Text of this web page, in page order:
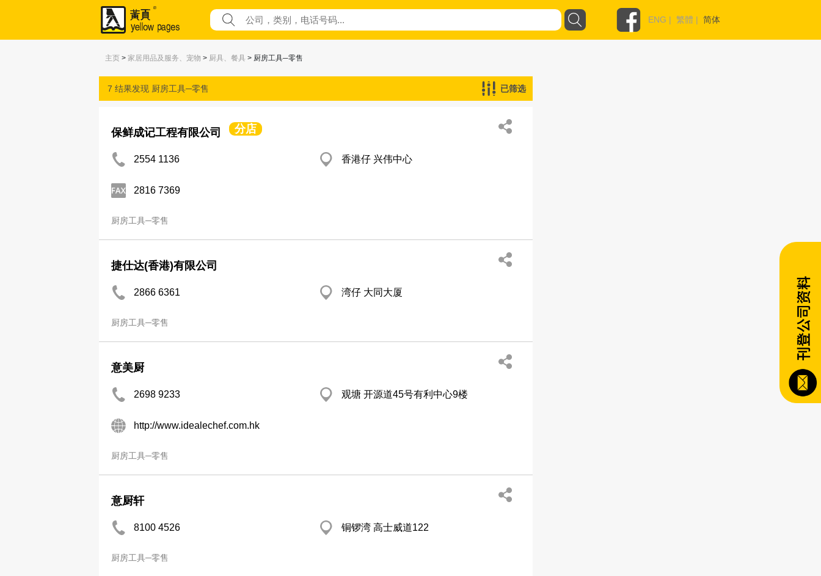
ENG | 繁體 | 简体
主页 > 家居用品及服务、宠物 > 厨具、餐具 > 厨房工具─零售
7 结果发现 厨房工具─零售 已筛选
保鲜成记工程有限公司 分店
2554 1136 香港仔 兴伟中心
2816 7369
厨房工具─零售
捷仕达(香港)有限公司
2866 6361 湾仔 大同大厦
厨房工具─零售
意美厨
2698 9233 观塘 开源道45号有利中心9楼
http://www.idealechef.com.hk
厨房工具─零售
意厨轩
8100 4526 铜锣湾 高士威道122
厨房工具─零售